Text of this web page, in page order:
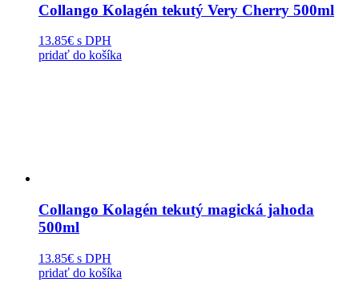
Collango Kolagén tekutý Very Cherry 500ml
13.85€ s DPH
pridať do košíka
Collango Kolagén tekutý magická jahoda
500ml
13.85€ s DPH
pridať do košíka